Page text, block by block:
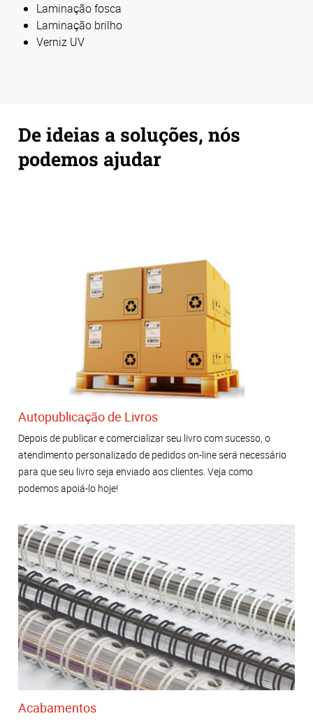
Laminação fosca
Laminação brilho
Verniz UV
De ideias a soluções, nós
podemos ajudar
Autopublicação de Livros
Depois de publicar e comercializar seu livro com sucesso, o
atendimento personalizado de pedidos on-line será necessário
para que seu livro seja enviado aos clientes. Veja como
podemos apoiá-lo hoje!
Acabamentos